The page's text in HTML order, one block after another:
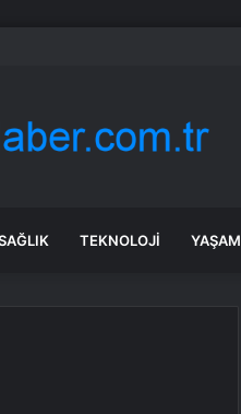
bayilere akın etti
TEKNOLOJI YAŞAM